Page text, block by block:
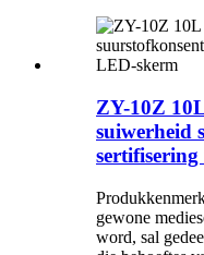
ZY-10Z
suiwerheid
gewone
word, sal